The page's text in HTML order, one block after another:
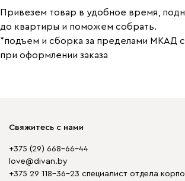
Привезем товар в удобное время,
до квартиры и поможем собрать.
*подъем и сборка за пределами МКАД
при оформлении заказа
Свяжитесь с нами
+375 (29) 668-66-44
love@divan.by
+375 29 118-36-23 специалист отдела